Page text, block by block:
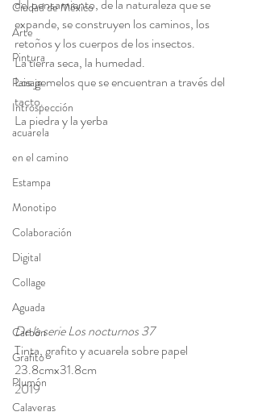
Ciudad de México
Arte
Pintura
Paisaje
Introspección
acuarela
en el camino
Estampa
Monotipo
Colaboración
Digital
Collage
Aguada
Carbón
Grafito
Plumón
Calaveras
del pensamiento, de la naturaleza que se
expande, se construyen los caminos, los
retoños y los cuerpos de los insectos.
La tierra seca, la humedad.
Los gemelos que se encuentran a través del
tacto.
La piedra y la yerba
De la serie Los nocturnos 37
Tinta, grafito y acuarela sobre papel
23.8cmx31.8cm
2019